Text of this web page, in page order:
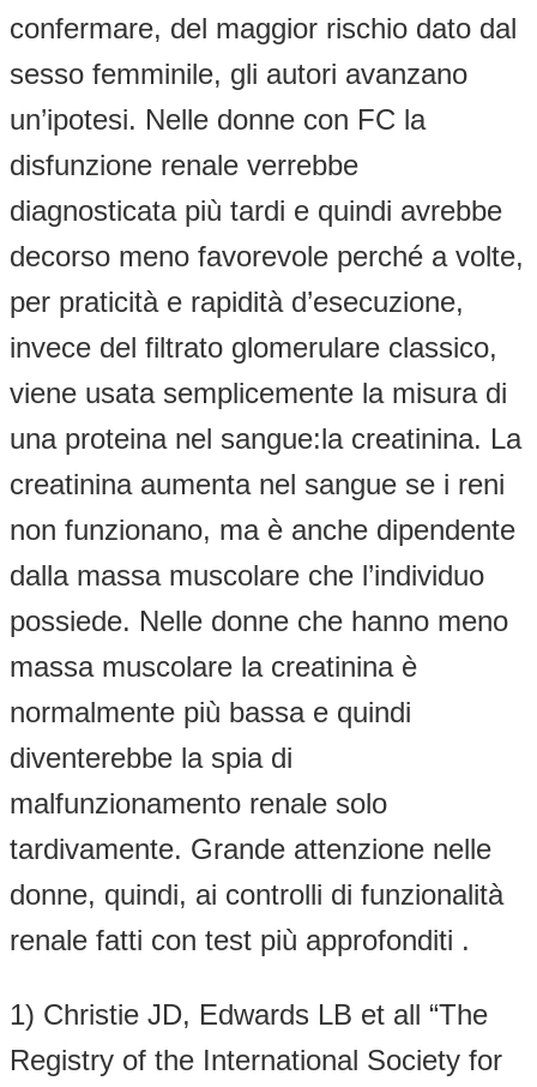
confermare, del maggior rischio dato dal
sesso femminile, gli autori avanzano
un’ipotesi. Nelle donne con FC la
disfunzione renale verrebbe
diagnosticata più tardi e quindi avrebbe
decorso meno favorevole perché a volte,
per praticità e rapidità d’esecuzione,
invece del filtrato glomerulare classico,
viene usata semplicemente la misura di
una proteina nel sangue:la creatinina. La
creatinina aumenta nel sangue se i reni
non funzionano, ma è anche dipendente
dalla massa muscolare che l’individuo
possiede. Nelle donne che hanno meno
massa muscolare la creatinina è
normalmente più bassa e quindi
diventerebbe la spia di
malfunzionamento renale solo
tardivamente. Grande attenzione nelle
donne, quindi, ai controlli di funzionalità
renale fatti con test più approfonditi .
1) Christie JD, Edwards LB et all “The
Registry of the International Society for